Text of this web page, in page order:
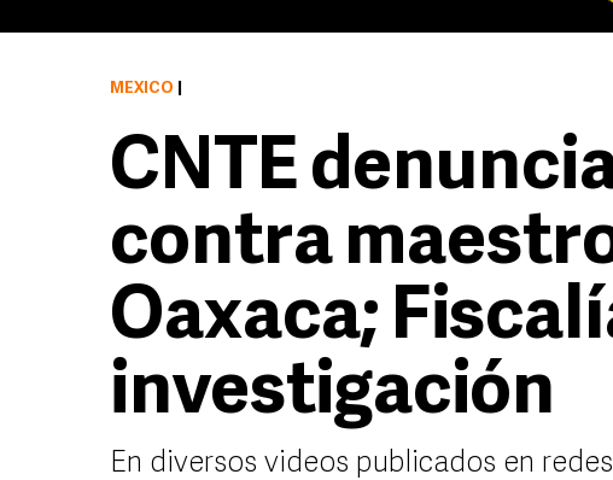
MÉXICO
CNTE
contra
Oaxaca;
investigación
En diversos videos publicados en